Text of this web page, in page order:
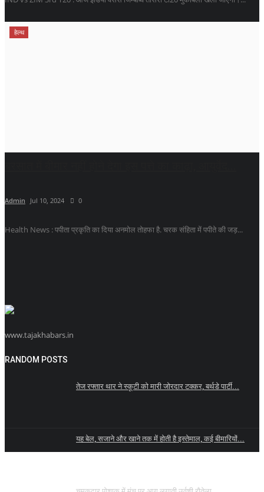
हेल्थ
Admin Jul 10, 2024 0
Health News : पपीता प्रकृति का दिया अनमोल तोहफा है. चरक संहिता में पपीते की जड़...
www.tajakhabars.in
RANDOM POSTS
तेज रफ्तार थार ने स्कूटी को मारी जोरदार टक्कर, बर्थडे पार्टी...
यह बेल, सजाने और खाने तक में होती है इस्तेमाल, कई बीमारियों...